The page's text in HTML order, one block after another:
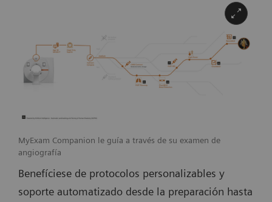
MyExam Companion le guía a través de su examen de
angiografía
Benefíciese de protocolos personalizables y
soporte automatizado desde la preparación hasta